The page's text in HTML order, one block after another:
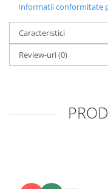
Informatii conformitate
Caracteristici
Review-uri(0)